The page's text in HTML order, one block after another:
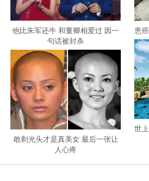
他比朱军还牛 和董卿相爱过 因一
句话被封杀
敢剃光头才是真美女 最后一张让
人心疼
患
世